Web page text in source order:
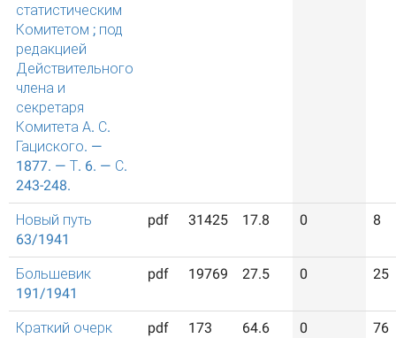
статистическим
Комитетом ; под
редакцией
Действительного
члена и
секретаря
Комитета А. С.
Гациского. —
1877. — Т. 6. — С.
243-248.
Новый путь
63/1941
pdf 31425 17.8 0 8
Большевик
191/1941
pdf 19769 27.5 0 25
Краткий очерк
pdf 173 64.6 0 76